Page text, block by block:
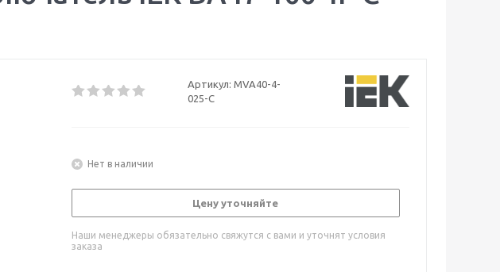
Артикул: MVA40-4-
025-C
Нет в наличии
Цену уточняйте
Наши менеджеры обязательно свяжутся с вами и уточнят условия
заказа